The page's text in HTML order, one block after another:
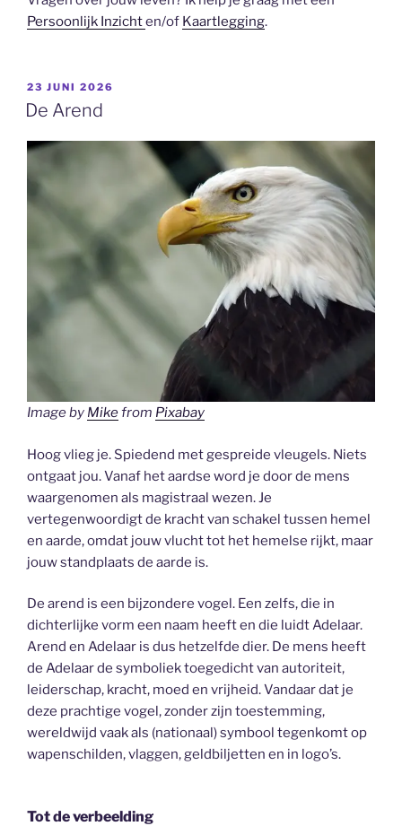
Persoonlijk Inzichten/of Kaartlegging.
GEPLAATST
OP
23 JUNI 2026
De Arend
Image by Mikefrom Pixabay
Hoog vlieg je. Spiedend met gespreide vleugels. Niets
ontgaat jou. Vanaf het aardse word je door de mens
waargenomen als magistraal wezen. Je
vertegenwoordigt de kracht van schakel tussen hemel
en aarde, omdat jouw vlucht tot het hemelse rijkt, maar
jouw standplaats de aarde is.
De arend is een bijzondere vogel. Een zelfs, die in
dichterlijke vorm een naam heeft en die luidt Adelaar.
Arend en Adelaar is dus hetzelfde dier. De mens heeft
de Adelaar de symboliek toegedicht van autoriteit,
leiderschap, kracht, moed en vrijheid. Vandaar dat je
deze prachtige vogel, zonder zijn toestemming,
wereldwijd vaak als (nationaal) symbool tegenkomt op
wapenschilden, vlaggen, geldbiljetten en in logo’s.
Tot de verbeelding